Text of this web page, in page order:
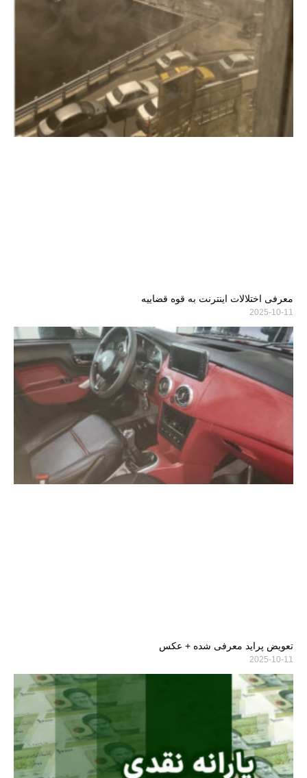
معرفی اختلالات اینترنت به قوه قضاییه
2025-10-11
تعویض پراید معرفی شده + عکس
2025-10-11